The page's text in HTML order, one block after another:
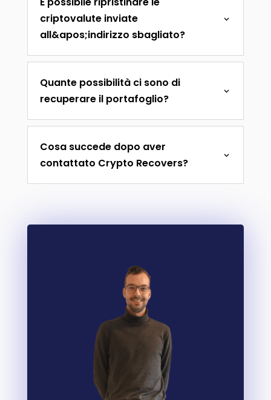
criptovalute inviate
all&apos;indirizzo sbagliato?
Quante possibilità ci sono di
recuperare il portafoglio?
Cosa succede dopo aver
contattato Crypto Recovers?